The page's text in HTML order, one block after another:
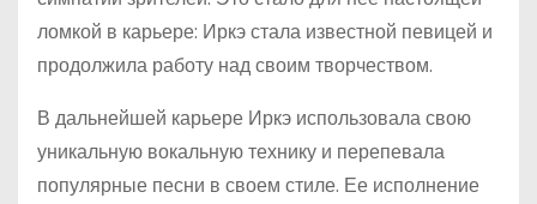
ломкой в карьере: Иркэ стала известной певицей и
продолжила работу над своим творчеством.
В дальнейшей карьере Иркэ использовала свою
уникальную вокальную технику и перепевала
популярные песни в своем стиле. Ее исполнение